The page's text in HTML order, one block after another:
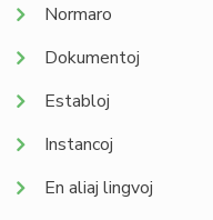
Normaro
Dokumentoj
Establoj
Instancoj
En aliaj lingvoj